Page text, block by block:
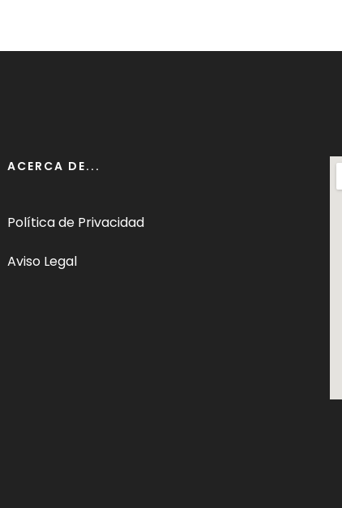
ACERCA DE...
Política de Privacidad
Aviso Legal